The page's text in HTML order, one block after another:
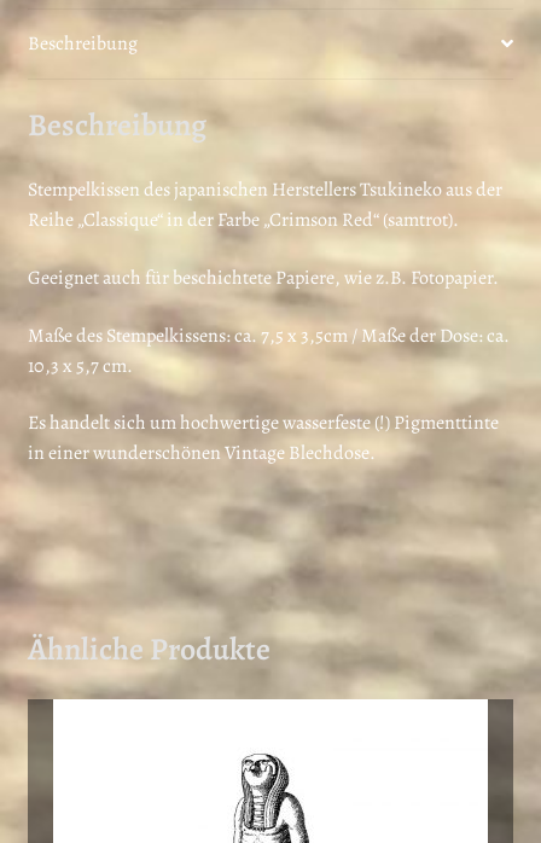
es
t
Beschreibung
Beschreibung
Stempelkissen des japanischen Herstellers Tsukineko aus der
Reihe „Classique“ in der Farbe „Crimson Red“ (samtrot).
Geeignet auch für beschichtete Papiere, wie z.B. Fotopapier.
Maße des Stempelkissens: ca. 7,5 x 3,5cm / Maße der Dose: ca.
10,3 x 5,7 cm.
Es handelt sich um hochwertige wasserfeste (!) Pigmenttinte
in einer wunderschönen Vintage Blechdose.
Ähnliche Produkte